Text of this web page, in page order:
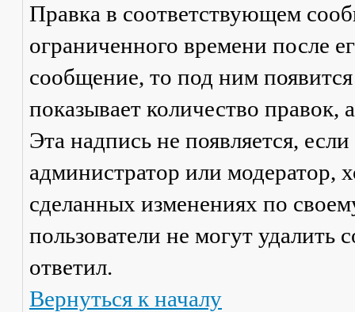
Правка в соответствующем
ограниченного времени после
сообщение, то под ним
показывает количество правок,
Эта надпись не появляется,
администратор или модератор,
сделанных изменениях по
пользователи не могут удалить
ответил.
Вернуться к началу